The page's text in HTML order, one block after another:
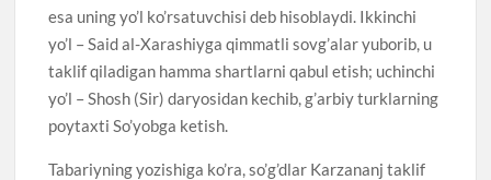
esa uning yo’l ko’rsatuvchisi deb hisoblaydi. Ikkinchi
yo’l – Said al-Xarashiyga qimmatli sovg’alar yuborib, u
taklif qiladigan hamma shartlarni qabul etish; uchinchi
yo’l – Shosh (Sir) daryosidan kechib, g’arbiy turklarning
poytaxti So’yobga ketish.
Tabariyning yozishiga ko’ra, so’g’dlar Karzananj taklif